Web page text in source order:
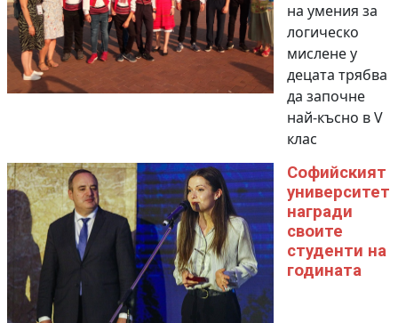
на умения за
логическо
мислене у
децата трябва
да започне
най-късно в V
клас
Софийският
университет
награди
своите
студенти на
годината